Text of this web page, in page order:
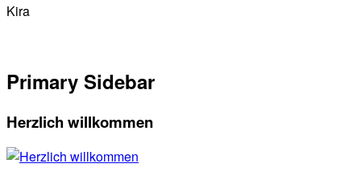
Kira
Primary Sidebar
Herzlich willkommen